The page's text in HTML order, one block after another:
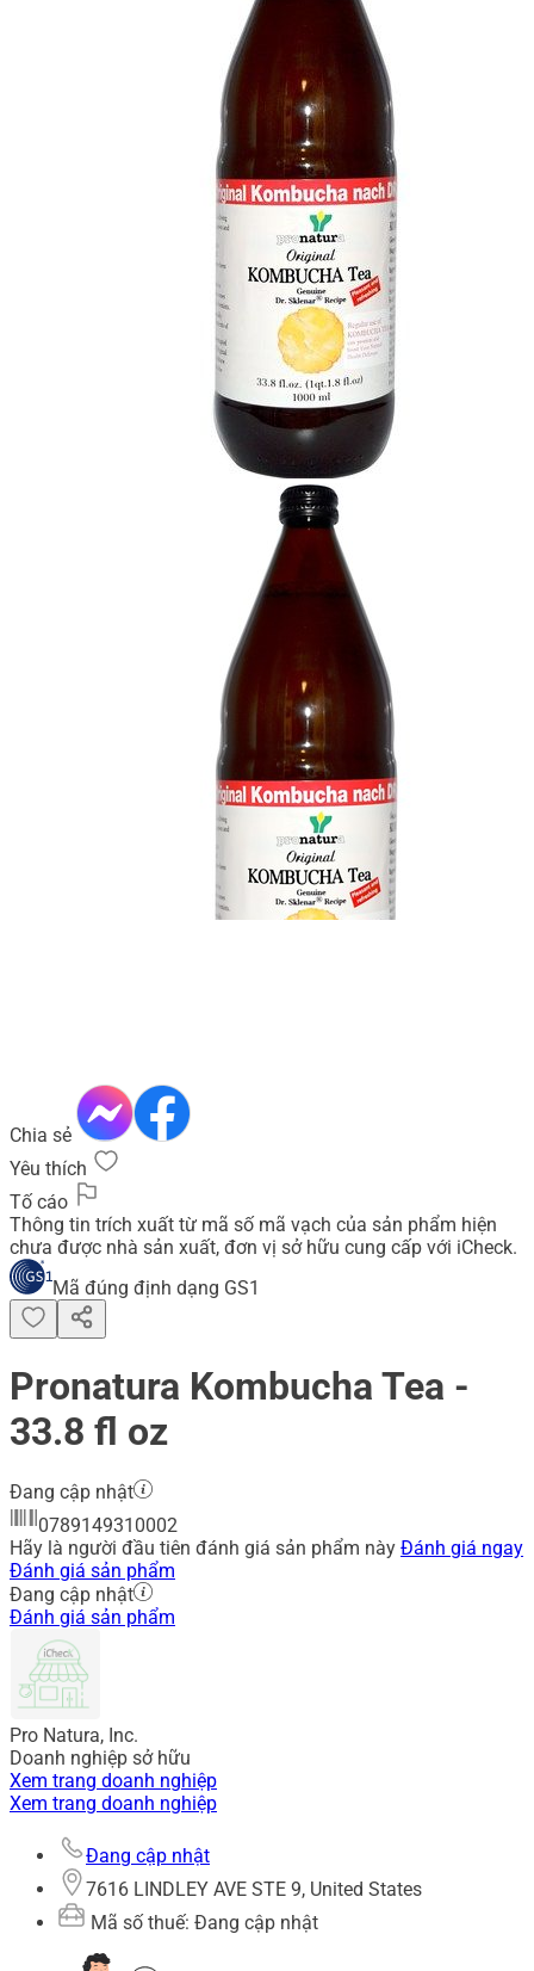
Chia sẻ
Yêu thích
Tố cáo
Thông tin trích xuất từ mã số mã vạch của sản phẩm hiện
chưa được nhà sản xuất, đơn vị sở hữu cung cấp với iCheck.
Mã đúng định dạng GS1
Pronatura Kombucha Tea -
33.8 fl oz
Đang cập nhật
0789149310002
Hãy là người đầu tiên đánh giá sản phẩm này Đánh giá ngay
Đánh giá sản phẩm
Đang cập nhật
Đánh giá sản phẩm
Pro Natura, Inc.
Doanh nghiệp sở hữu
Xem trang doanh nghiệp
Xem trang doanh nghiệp
Đang cập nhật
7616 LINDLEY AVE STE 9, United States
Mã số thuế: Đang cập nhật